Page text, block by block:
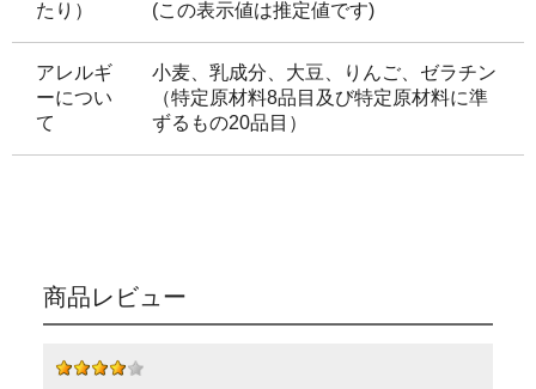
たり）
(この表示値は推定値です)
アレルギ
ーについ
て
小麦、乳成分、大豆、りんご、ゼラチン
（特定原材料8品目及び特定原材料に準
ずるもの20品目）
商品レビュー